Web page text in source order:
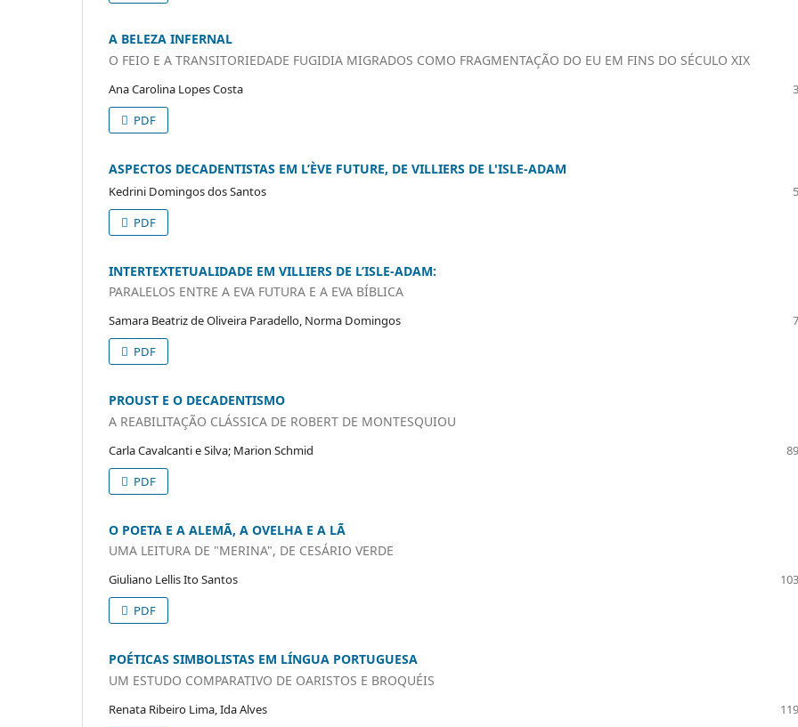
A BELEZA INFERNAL
O FEIO E A TRANSITORIEDADE FUGIDIA MIGRADOS COMO FRAGMENTAÇÃO DO EU EM FINS DO SÉCULO XIX
Ana Carolina Lopes Costa
PDF
ASPECTOS DECADENTISTAS EM L’ÈVE FUTURE, DE VILLIERS DE L'ISLE-ADAM
Kedrini Domingos dos Santos
PDF
INTERTEXTETUALIDADE EM VILLIERS DE L’ISLE-ADAM:
PARALELOS ENTRE A EVA FUTURA E A EVA BÍBLICA
Samara Beatriz de Oliveira Paradello, Norma Domingos
PDF
PROUST E O DECADENTISMO
A REABILITAÇÃO CLÁSSICA DE ROBERT DE MONTESQUIOU
Carla Cavalcanti e Silva; Marion Schmid
PDF
O POETA E A ALEMÃ, A OVELHA E A LÃ
UMA LEITURA DE "MERINA", DE CESÁRIO VERDE
Giuliano Lellis Ito Santos
PDF
POÉTICAS SIMBOLISTAS EM LÍNGUA PORTUGUESA
UM ESTUDO COMPARATIVO DE OARISTOS E BROQUÉIS
Renata Ribeiro Lima, Ida Alves